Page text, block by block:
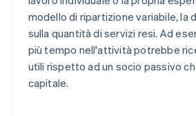
modello di ripartizione variabile, la
sulla quantità di servizi resi. Ad
più tempo nell'attività potrebbe
utili rispetto ad un socio passivo
capitale.